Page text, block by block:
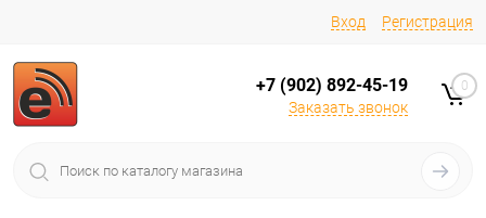
Вход Регистрация
+7 (902) 892-45-19
Заказать звонок
0